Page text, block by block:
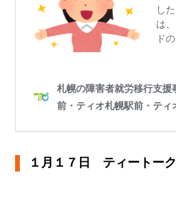
１月１７日 ティートーク